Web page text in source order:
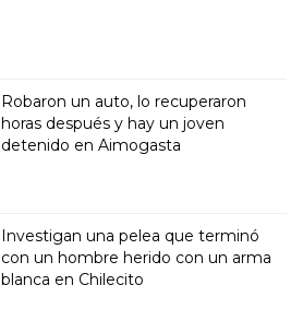
Robaron un auto, lo recuperaron
horas después y hay un joven
detenido en Aimogasta
Investigan una pelea que terminó
con un hombre herido con un arma
blanca en Chilecito